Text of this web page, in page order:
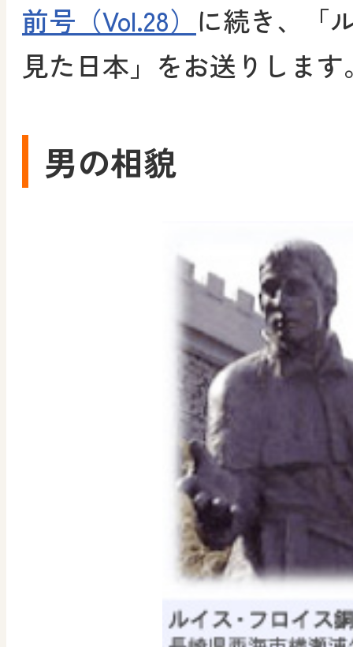
前号（Vol.28） に続き、「
見た日本」をお送りします
男の相貌